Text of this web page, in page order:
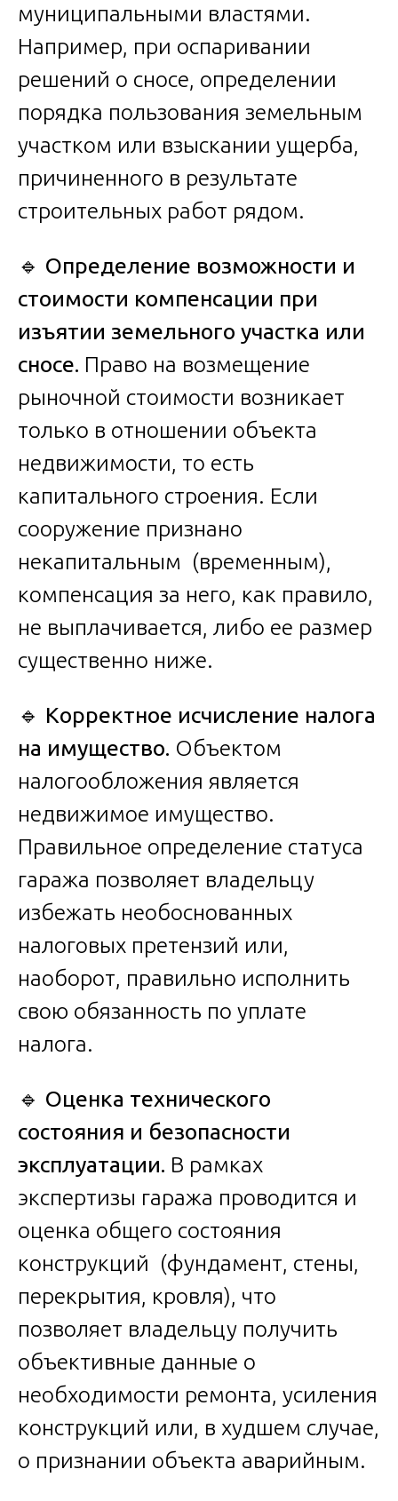
муниципальными властями.
Например, при оспаривании
решений о сносе, определении
порядка пользования земельным
участком или взыскании ущерба,
причиненного в результате
строительных работ рядом.
🔹 Определение возможности и
стоимости компенсации при
изъятии земельного участка или
сносе. Право на возмещение
рыночной стоимости возникает
только в отношении объекта
недвижимости, то есть
капитального строения. Если
сооружение признано
некапитальным (временным),
компенсация за него, как правило,
не выплачивается, либо ее размер
существенно ниже.
🔹 Корректное исчисление налога
на имущество. Объектом
налогообложения является
недвижимое имущество.
Правильное определение статуса
гаража позволяет владельцу
избежать необоснованных
налоговых претензий или,
наоборот, правильно исполнить
свою обязанность по уплате
налога.
🔹 Оценка технического
состояния и безопасности
эксплуатации. В рамках
экспертизы гаража проводится и
оценка общего состояния
конструкций (фундамент, стены,
перекрытия, кровля), что
позволяет владельцу получить
объективные данные о
необходимости ремонта, усиления
конструкций или, в худшем случае,
о признании объекта аварийным.